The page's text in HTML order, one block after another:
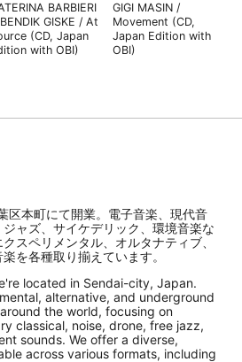
BARBIERI
GISKE / At
(CD, Japan
with OBI)
GIGI MASIN /
Movement (CD,
Japan Edition with
OBI)
区本町にて開業。電子音楽、現代音
ャズ、サイケデリック、環境音楽な
スペリメンタル、オルタナティブ、
を各種取り揃えています。
located in Sendai-city, Japan.
alternative, and underground
the world, focusing on
classical, noise, drone, free jazz,
sounds. We offer a diverse,
across various formats, including